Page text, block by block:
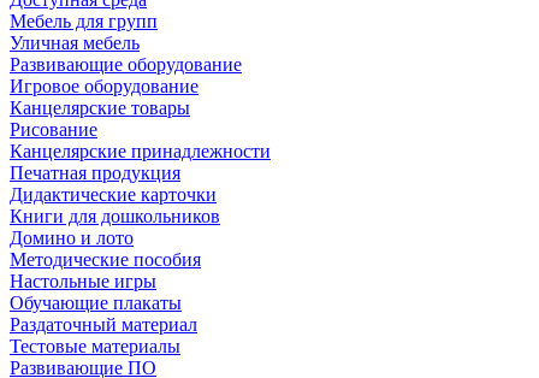
Мебель для групп
Уличная мебель
Развивающие оборудование
Игровое оборудование
Канцелярские товары
Рисование
Канцелярские принадлежности
Печатная продукция
Дидактические карточки
Книги для дошкольников
Домино и лото
Методические пособия
Настольные игры
Обучающие плакаты
Раздаточный материал
Тестовые материалы
Развивающие ПО